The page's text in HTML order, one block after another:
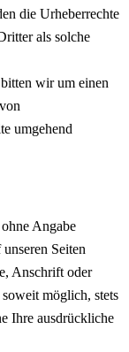
die Urheberrechte
als solche
wir um einen
umgehend
Angabe
Seiten
Anschrift oder
möglich, stets
Ihre ausdrückliche